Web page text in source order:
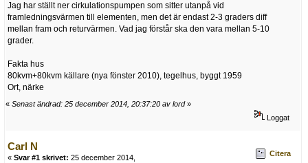
Jag har ställt ner cirkulationspumpen som sitter utanpå vid
framledningsvärmen till elementen, men det är endast 2-3 graders diff
mellan fram och returvärmen. Vad jag förstår ska den vara mellan 5-10
grader.
Fakta hus
80kvm+80kvm källare (nya fönster 2010), tegelhus, byggt 1959
Ort, närke
« Senast ändrad: 25 december 2014, 20:37:20 av lord»
Loggat
Carl N
« Svar #1 skrivet: 25 december 2014,
Citera